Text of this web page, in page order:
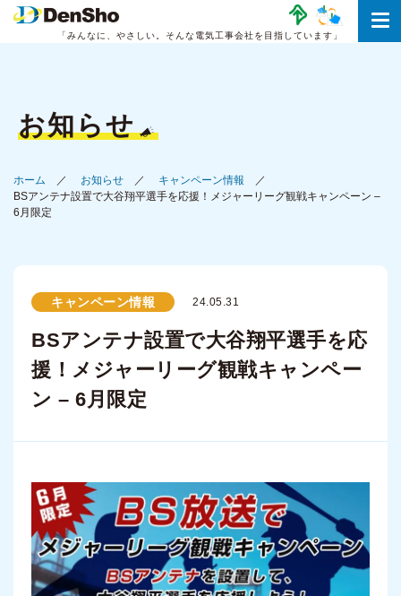
「みんなに、やさしい。 そんな電気工事会社を目指しています」
お知らせ
ホーム お知らせ
キャンペーン情報
BSアンテナ設置で大谷翔平選手を応援！メジャーリーグ観戦キャンペーン –
6月限定
キャンペーン情報 24.05.31
BSアンテナ設置で大谷翔平選手を応
援！メジャーリーグ観戦キャンペー
ン – 6月限定